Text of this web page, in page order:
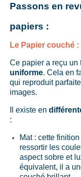
Passons en
papiers :
Le Papier couché :
Ce papier a reçu un
uniforme. Cela en
qui reproduit
images.
Il existe en
:
Mat : cette
ressortir les
aspect sobre et
équivalent, il a